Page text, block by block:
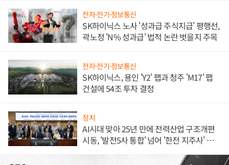
전자·전기·정보통신
SK하이닉스 노사 '성과급 주식지급' 평행선,
곽노정 'N% 성과급' 법적 논란 벗을지 주목
전자·전기·정보통신
SK하이닉스, 용인 'Y2' 팹과 청주 'M17' 팹
건설에 54조 투자 결정
정치
AI시대 맞아 25년 만에 전력산업 구조개편
시동, '발전5사 통합' 넘어 '한전 지주사' 재편